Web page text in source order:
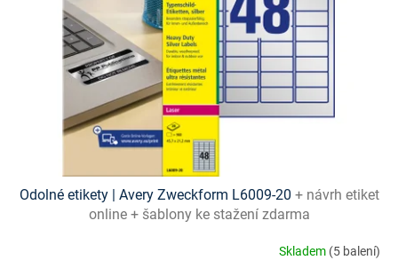
Odolné etikety | Avery Zweckform L6009-20 + návrh etiket
online + šablony ke stažení zdarma
Skladem (5 balení)